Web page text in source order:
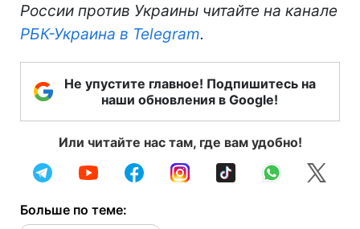
России против Украины читайте на канале
РБК-Украина в Telegram.
Не упустите главное! Подпишитесь на
наши обновления в Google!
Или читайте нас там, где вам удобно!
Больше по теме: